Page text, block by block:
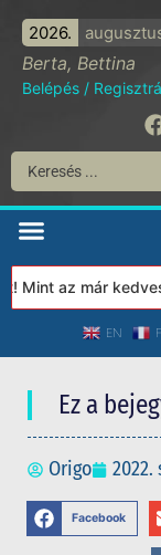
2026.
Berta, Bettina
Belépés /
az már kedves
EN
Ez a
Origo 2022.
Facebook